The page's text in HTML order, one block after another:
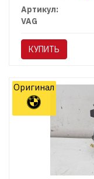
Артикул:
VAG
КУПИТЬ
Оригинал